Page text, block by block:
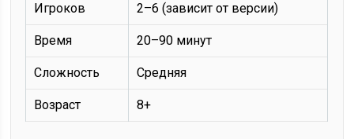
Игроков 2–6 (зависит от версии)
Время 20–90 минут
Сложность Средняя
Возраст 8+